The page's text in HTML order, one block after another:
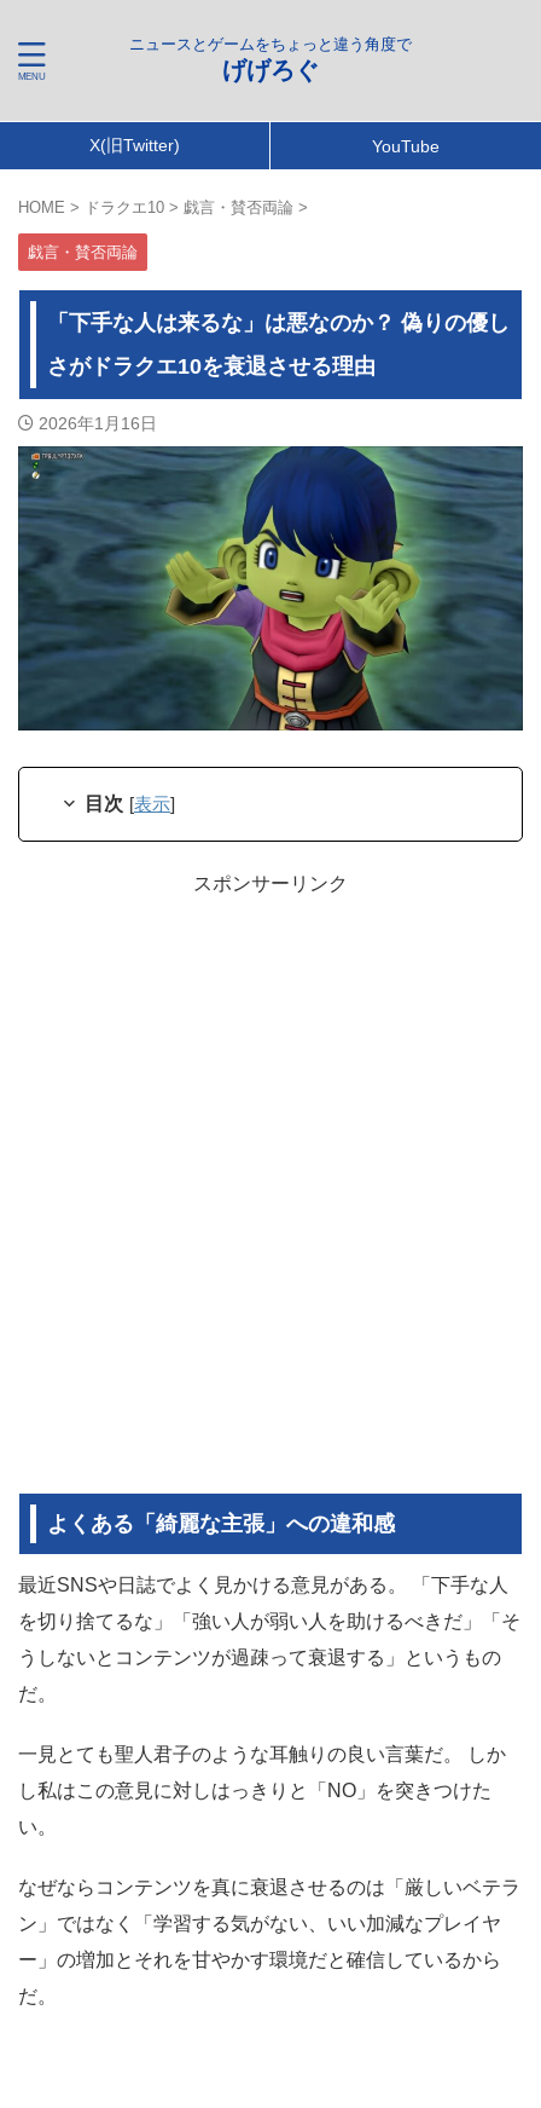
ニュースとゲームをちょっと違う角度で
げげろぐ
X(旧Twitter) YouTube
HOME > ドラクエ10 > 戯言・賛否両論 >
戯言・賛否両論
「下手な人は来るな」は悪なのか？ 偽りの優し
さがドラクエ10を衰退させる理由
2026年1月16日
目次 [表示]
スポンサーリンク
よくある「綺麗な主張」への違和感
最近SNSや日誌でよく見かける意見がある。 「下手な人
を切り捨てるな」「強い人が弱い人を助けるべきだ」「そ
うしないとコンテンツが過疎って衰退する」というもの
だ。
一見とても聖人君子のような耳触りの良い言葉だ。 しか
し私はこの意見に対しはっきりと「NO」を突きつけた
い。
なぜならコンテンツを真に衰退させるのは「厳しいベテラ
ン」ではなく「学習する気がない、いい加減なプレイヤ
ー」の増加とそれを甘やかす環境だと確信しているから
だ。